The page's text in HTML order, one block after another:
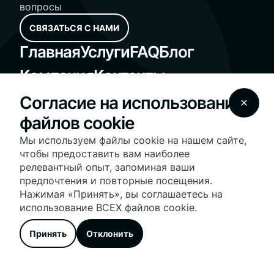
вопросы
СВЯЗАТЬСЯ С НАМИ
ГлавнаяУслугиFAQБлог
КомпанияКонтакты
Standard Operating Procedures
Fair Housing Notice
© 2025 Vesna Realty - vesnarealty.com | License
#10991236030 | All Rights Reserved
На нашем сайте используются файлы cookie для
оптимизации работы сайта и предоставления
персонализированных услуг и рекламы. Продолжая
использовать сайт, вы соглашаетесь с нашими
условиями использования файлов cookie.
Дополнительную информацию о нашей политике
конфиденциальности и настройках файлов cookie вы
можете найти в разделе
Политика
конфиденциальности.
Согласие на использование
файлов cookie
Мы используем файлы cookie на нашем сайте,
чтобы предоставить вам наиболее
релевантный опыт, запоминая ваши
предпочтения и повторные посещения.
Нажимая «Принять», вы соглашаетесь на
использование ВСЕХ файлов cookie.
Принять Отклонить